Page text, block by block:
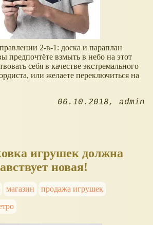
2-в-1: доска и параплан
предпочтёте взмыть в небо на этот
себя в качестве экстремального
или желаете переключиться на
06.10.2018 admin
игрушек должна
новая!
магазин
продажа игрушек